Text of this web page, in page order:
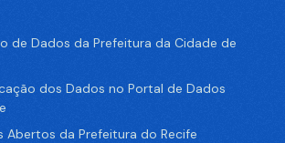
de Dados da Prefeitura da Cidade de
dos Dados no Portal de Dados
Abertos da Prefeitura do Recife